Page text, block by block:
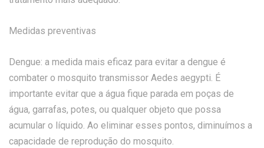
Medidas preventivas
Dengue: a medida mais eficaz para evitar a dengue é
combater o mosquito transmissor Aedes aegypti. É
importante evitar que a água fique parada em poças de
água, garrafas, potes, ou qualquer objeto que possa
acumular o líquido. Ao eliminar esses pontos, diminuímos a
capacidade de reprodução do mosquito.